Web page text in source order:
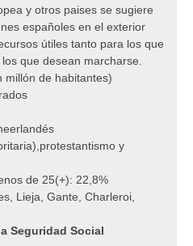
y otros paises se sugiere
españoles en el exterior
útiles tanto para los que
que desean marcharse.
millón de habitantes)
y
de 25(+): 22,8%
Lieja, Gante, Charleroi,
Seguridad Social